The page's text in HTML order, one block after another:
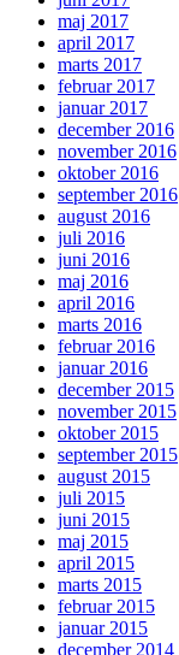
maj 2017
april 2017
marts 2017
februar 2017
januar 2017
december 2016
november 2016
oktober 2016
september 2016
august 2016
juli 2016
juni 2016
maj 2016
april 2016
marts 2016
februar 2016
januar 2016
december 2015
november 2015
oktober 2015
september 2015
august 2015
juli 2015
juni 2015
maj 2015
april 2015
marts 2015
februar 2015
januar 2015
december 2014